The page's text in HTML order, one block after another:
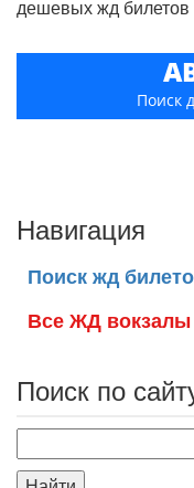
дешевых жд билетов
Поиск
Навигация
Поиск жд
Все ЖД вокзалы
Поиск по